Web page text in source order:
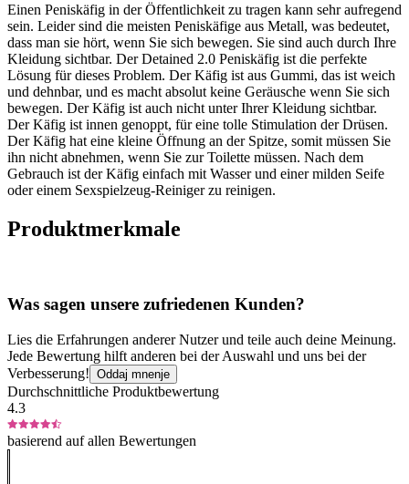
Einen Peniskäfig in der Öffentlichkeit zu tragen kann sehr aufregend
sein. Leider sind die meisten Peniskäfige aus Metall, was bedeutet,
dass man sie hört, wenn Sie sich bewegen. Sie sind auch durch Ihre
Kleidung sichtbar. Der Detained 2.0 Peniskäfig ist die perfekte
Lösung für dieses Problem. Der Käfig ist aus Gummi, das ist weich
und dehnbar, und es macht absolut keine Geräusche wenn Sie sich
bewegen. Der Käfig ist auch nicht unter Ihrer Kleidung sichtbar.
Der Käfig ist innen genoppt, für eine tolle Stimulation der Drüsen.
Der Käfig hat eine kleine Öffnung an der Spitze, somit müssen Sie
ihn nicht abnehmen, wenn Sie zur Toilette müssen. Nach dem
Gebrauch ist der Käfig einfach mit Wasser und einer milden Seife
oder einem Sexspielzeug-Reiniger zu reinigen.
Produktmerkmale
Was sagen unsere zufriedenen Kunden?
Lies die Erfahrungen anderer Nutzer und teile auch deine Meinung.
Jede Bewertung hilft anderen bei der Auswahl und uns bei der
Verbesserung! Oddaj mnenje
Durchschnittliche Produktbewertung
4.3
basierend auf allen Bewertungen